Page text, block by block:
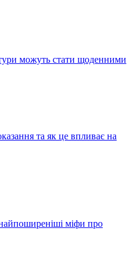
можуть стати щоденними
та як це впливає на
міфи про